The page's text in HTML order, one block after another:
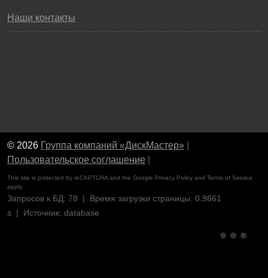
Наши контакты
© 2026 Группа компаний «ДискМастер»
Пользовательское соглашение
This site is protected by reCAPTCHA and the Google Privacy Policy and Terms of Service
apply.
Запросов к БД: 78 | Время загрузки страницы: 0.9861
s | Источник: database